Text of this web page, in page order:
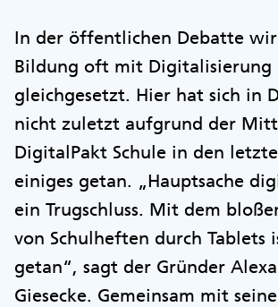
In der öffentlichen Debatte
Bildung oft mit Digitalisierung
gleichgesetzt. Hier hat sich in
nicht zuletzt aufgrund der
DigitalPakt Schule in den
einiges getan. „Hauptsache
ein Trugschluss. Mit dem
von Schulheften durch Tablets
getan“, sagt der Gründer
Giesecke. Gemeinsam mit